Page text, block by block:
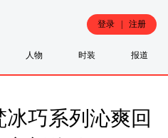
登录 | 注册
人物 时装 报道
巧系列沁爽回